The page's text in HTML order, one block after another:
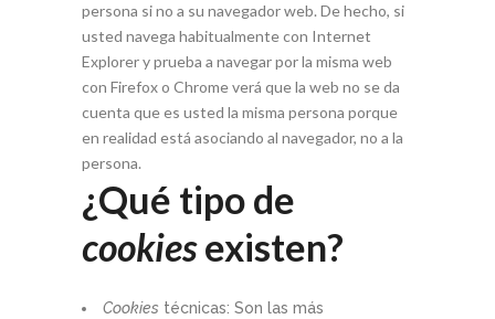
persona si no a su navegador web. De hecho, si
usted navega habitualmente con Internet
Explorer y prueba a navegar por la misma web
con Firefox o Chrome verá que la web no se da
cuenta que es usted la misma persona porque
en realidad está asociando al navegador, no a la
persona.
¿Qué tipo de
cookiesexisten?
Cookies técnicas: Son las más